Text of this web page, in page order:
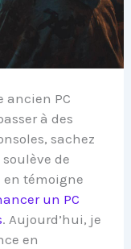
ancien PC
à des
sachez
de
en témoigne
un PC
. Aujourd’hui, je
en